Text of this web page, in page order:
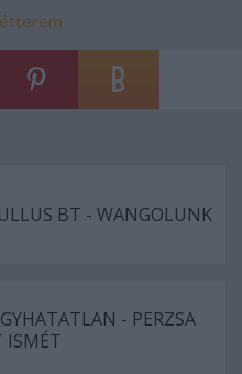
BT - WANGOLUNK
- PERZSA
ISMÉT